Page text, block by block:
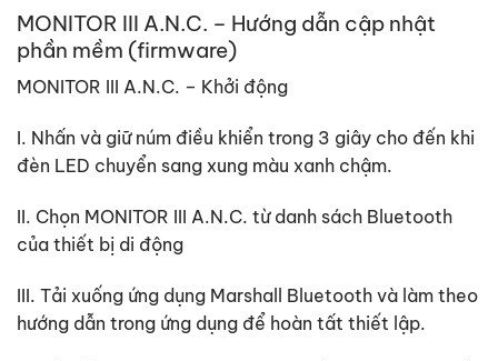
MONITOR III A.N.C. – Hướng dẫn cập nhật
phần mềm (firmware)
MONITOR III A.N.C. – Khởi động
I. Nhấn và giữ núm điều khiển trong 3 giây cho đến khi
đèn LED chuyển sang xung màu xanh chậm.
II. Chọn MONITOR III A.N.C. từ danh sách Bluetooth
của thiết bị di động
III. Tải xuống ứng dụng Marshall Bluetooth và làm theo
hướng dẫn trong ứng dụng để hoàn tất thiết lập.